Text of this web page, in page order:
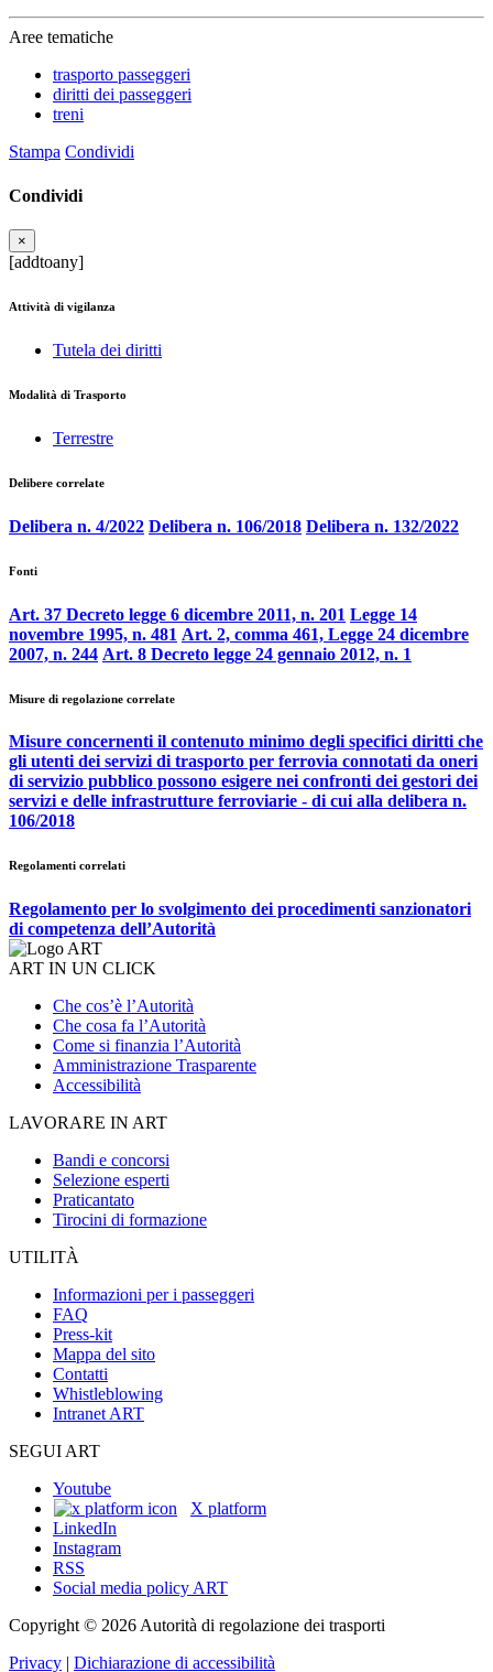
Aree tematiche
trasporto passeggeri
diritti dei passeggeri
treni
Stampa Condividi
Condividi
×
[addtoany]
Attività di vigilanza
Tutela dei diritti
Modalità di Trasporto
Terrestre
Delibere correlate
Delibera n. 4/2022 Delibera n. 106/2018 Delibera n. 132/2022
Fonti
Art. 37 Decreto legge 6 dicembre 2011, n. 201 Legge 14
novembre 1995, n. 481 Art. 2, comma 461, Legge 24 dicembre
2007, n. 244 Art. 8 Decreto legge 24 gennaio 2012, n. 1
Misure di regolazione correlate
Misure concernenti il contenuto minimo degli specifici diritti che
gli utenti dei servizi di trasporto per ferrovia connotati da oneri
di servizio pubblico possono esigere nei confronti dei gestori dei
servizi e delle infrastrutture ferroviarie - di cui alla delibera n.
106/2018
Regolamenti correlati
Regolamento per lo svolgimento dei procedimenti sanzionatori
di competenza dell’Autorità
ART IN UN CLICK
Che cos’è l’Autorità
Che cosa fa l’Autorità
Come si finanzia l’Autorità
Amministrazione Trasparente
Accessibilità
LAVORARE IN ART
Bandi e concorsi
Selezione esperti
Praticantato
Tirocini di formazione
UTILITÀ
Informazioni per i passeggeri
FAQ
Press-kit
Mappa del sito
Contatti
Whistleblowing
Intranet ART
SEGUI ART
Youtube
X platform
LinkedIn
Instagram
RSS
Social media policy ART
Copyright © 2026 Autorità di regolazione dei trasporti
Privacy | Dichiarazione di accessibilità